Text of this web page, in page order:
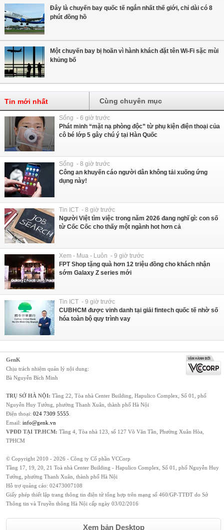
Đây là chuyến bay quốc tế ngắn nhất thế giới, chỉ dài có 8
phút đồng hồ
Một chuyến bay bị hoãn vì hành khách đặt tên Wi-Fi sặc mùi
khủng bố
Tin mới nhất Cùng chuyên mục
Sống - 6 giờ trước
Phát minh “mặt nạ phòng độc” từ phụ kiện điện thoại của
cô bé lớp 5 gây chú ý tại Hàn Quốc
Sống - 8 giờ trước
Công an khuyến cáo người dân không tải xuống ứng
dụng này!
Tin ICT - 8 giờ trước
Người Việt tìm việc trong năm 2026 đang nghĩ gì: con số
từ Cốc Cốc cho thấy một ngành hot hơn cả
Xem - Mua - Luôn - 9 giờ trước
FPT Shop tặng quà hơn 12 triệu đồng cho khách nhận
sớm Galaxy Z series mới
Tin ICT - 9 giờ trước
CUBHCM được vinh danh tại giải fintech quốc tế nhờ số
hóa toàn bộ quy trình vay
GenK
Chịu trách nhiệm quản lý nội dung:
Bà Nguyễn Bích Minh
TRỤ SỞ HÀ NỘI: Tầng 22, Tòa nhà Center Building, Hapulico Complex, Số 01, phố
Nguyễn Huy Tưởng, phường Thanh Xuân, thành phố Hà Nội
Điện thoại: 024 7309 5555
Email: info@genk.vn
VPĐD TẠI TP.HCM: Tầng 4, Tòa nhà 123, số 127 Võ Văn Tần, Phường Xuân Hòa,
TPHCM
© Copyright 2010 - 2026 - Công ty Cổ phần VCCorp
Tầng 17, 19, 20, 21 Toà nhà Center Building - Hapulico Complex, Số 01, phố Nguyễn Huy
Tưởng, phường Thanh Xuân, thành phố Hà Nội
Hỗ trợ quảng cáo: 02473007108
Giấy phép thiết lập trang thông tin điện tử tổng hợp trên mạng số 460/GP-TTĐT do Sở
Thông tin và Truyền thông Hà Nội cấp ngày 03/02/2016
Xem bản Desktop